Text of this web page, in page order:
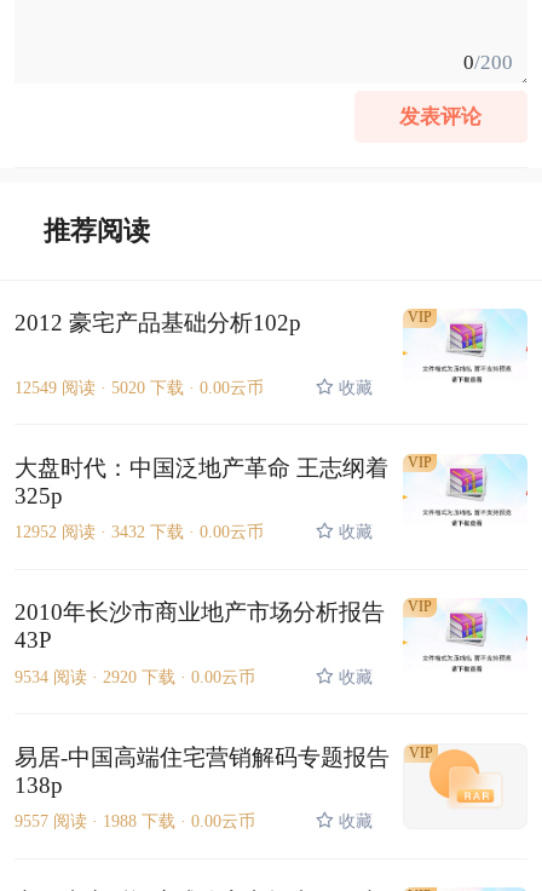
0/200
发表评论
推荐阅读
2012 豪宅产品基础分析102p
12549 阅读 · 5020 下载 · 0.00云币 收藏
VIP
大盘时代：中国泛地产革命 王志纲着
325p
12952 阅读 · 3432 下载 · 0.00云币 收藏
VIP
2010年长沙市商业地产市场分析报告
43P
9534 阅读 · 2920 下载 · 0.00云币 收藏
VIP
易居-中国高端住宅营销解码专题报告
138p
9557 阅读 · 1988 下载 · 0.00云币 收藏
VIP